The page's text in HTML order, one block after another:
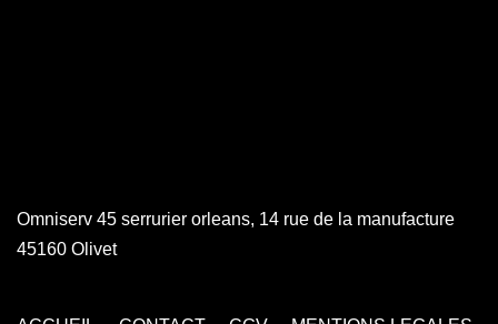
Omniserv 45 serrurier orleans, 14 rue de la manufacture
45160 Olivet